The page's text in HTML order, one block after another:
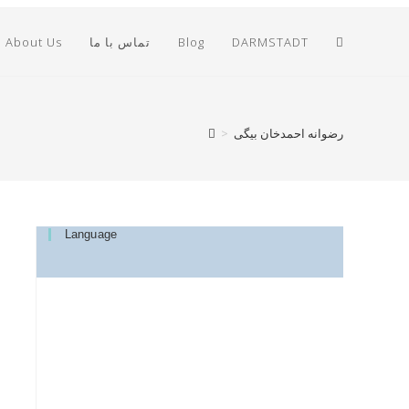
About Us تماس با ما Blog DARMSTADT Toggle
> رضوانه احمدخان بیگی
Language